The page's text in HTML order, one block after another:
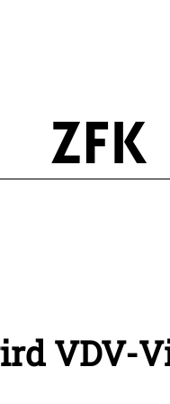
VDV-